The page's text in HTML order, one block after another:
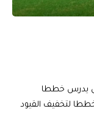
يدرس خططا
لتخفيف القيود